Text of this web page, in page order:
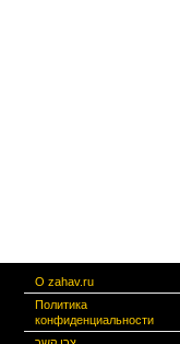
О zahav.ru
Политика
конфиденциальности